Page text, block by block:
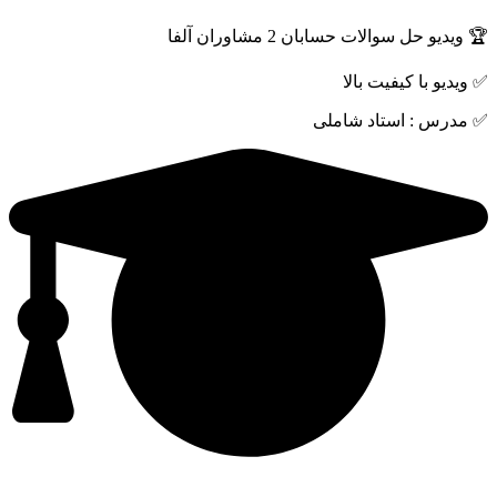
🏆 ویدیو حل سوالات حسابان 2 مشاوران آلفا
✅ ویدیو با کیفیت بالا
✅ مدرس : استاد شاملی